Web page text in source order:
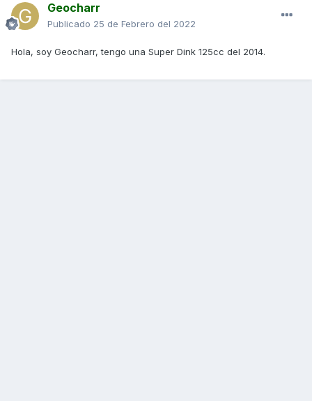
Geocharr
Publicado 25 de Febrero del 2022
Hola, soy Geocharr, tengo una Super Dink 125cc del 2014.